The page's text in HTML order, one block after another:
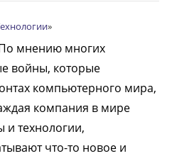
»
мнению многих
войны, которые
компьютерного мира,
компания в мире
и технологии,
что-то новое и